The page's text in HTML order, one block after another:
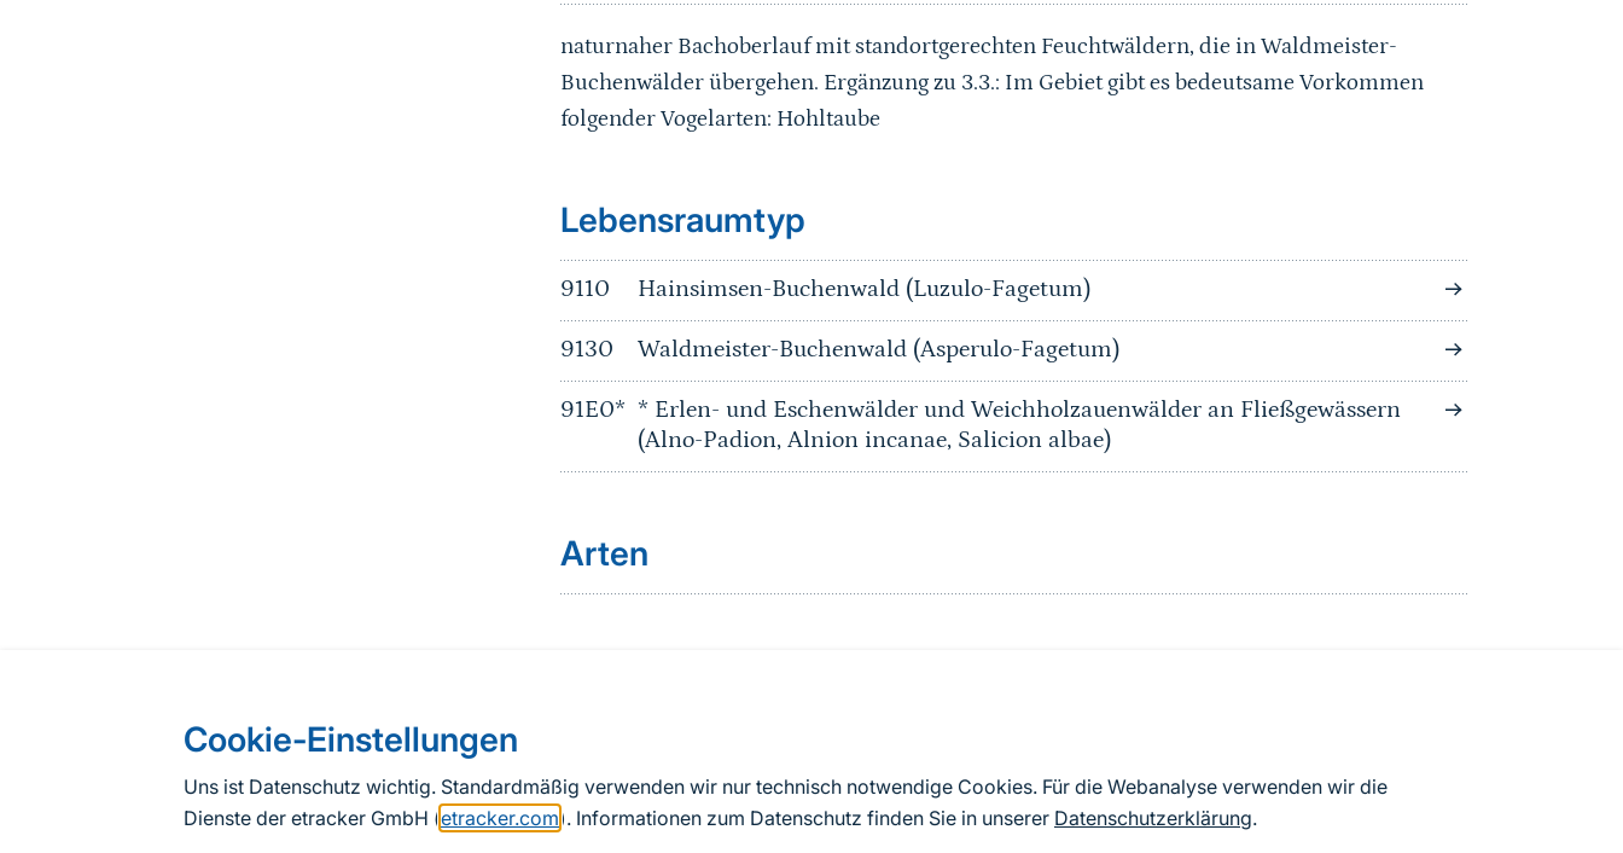
Cookie-Einstellungen
Uns ist Datenschutz wichtig. Standardmäßig verwenden wir nur technisch notwendige Cookies. Für die Webanalyse verwenden wir die
Dienste der etracker GmbH (etracker.com ). Informationen zum Datenschutz finden Sie in unserer Datenschutzerklärung.
naturnaher Bachoberlauf mit standortgerechten Feuchtwäldern, die in Waldmeister-
Buchenwälder übergehen. Ergänzung zu 3.3.: Im Gebiet gibt es bedeutsame Vorkommen
folgender Vogelarten: Hohltaube
Sprungmarke
Lebensraumtyp
9110 Hainsimsen-Buchenwald (Luzulo-Fagetum)
9130 Waldmeister-Buchenwald (Asperulo-Fagetum)
91E0* * Erlen- und Eschenwälder und Weichholzauenwälder an Fließgewässern
(Alno-Padion, Alnion incanae, Salicion albae)
Arten
Nach Angaben der an die EU übermittelten Standarddatenbögen Deutschlands (Stand:
2019). Aus besonderen Schutzgründen enthalten die zur Veröffentlichung freigegebenen